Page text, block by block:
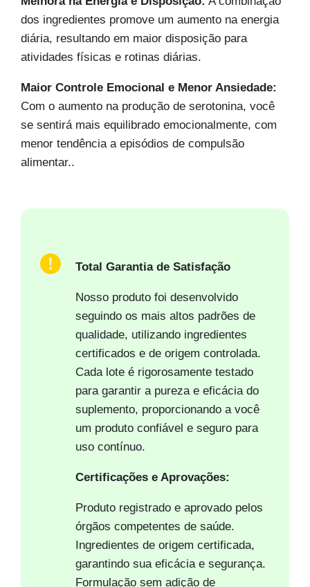
dos ingredientes promove um aumento na energia
diária, resultando em maior disposição para
atividades físicas e rotinas diárias.
Maior Controle Emocional e Menor Ansiedade:
Com o aumento na produção de serotonina, você
se sentirá mais equilibrado emocionalmente, com
menor tendência a episódios de compulsão
alimentar..
Total Garantia de Satisfação
Nosso produto foi desenvolvido
seguindo os mais altos padrões de
qualidade, utilizando ingredientes
certificados e de origem controlada.
Cada lote é rigorosamente testado
para garantir a pureza e eficácia do
suplemento, proporcionando a você
um produto confiável e seguro para
uso contínuo.
Certificações e Aprovações:
Produto registrado e aprovado pelos
órgãos competentes de saúde.
Ingredientes de origem certificada,
garantindo sua eficácia e segurança.
Formulação sem adição de